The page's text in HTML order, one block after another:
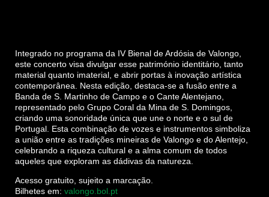
Integrado no programa da IV Bienal de Ardósia de Valongo,
este concerto visa divulgar esse património identitário, tanto
material quanto imaterial, e abrir portas à inovação artística
contemporânea. Nesta edição, destaca-se a fusão entre a
Banda de S. Martinho de Campo e o Cante Alentejano,
representado pelo Grupo Coral da Mina de S. Domingos,
criando uma sonoridade única que une o norte e o sul de
Portugal. Esta combinação de vozes e instrumentos simboliza
a união entre as tradições mineiras de Valongo e do Alentejo,
celebrando a riqueza cultural e a alma comum de todos
aqueles que exploram as dádivas da natureza.
Acesso gratuito, sujeito a marcação.
Bilhetes em: valongo.bol.pt